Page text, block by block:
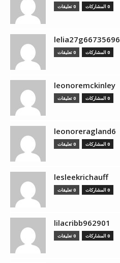
0 المشاركات 0 تعليقات
lelia27g66735696
0 المشاركات 0 تعليقات
leonoremckinley
0 المشاركات 0 تعليقات
leonoreragland6
0 المشاركات 0 تعليقات
lesleekrichauff
0 المشاركات 0 تعليقات
lilacribb962901
0 المشاركات 0 تعليقات